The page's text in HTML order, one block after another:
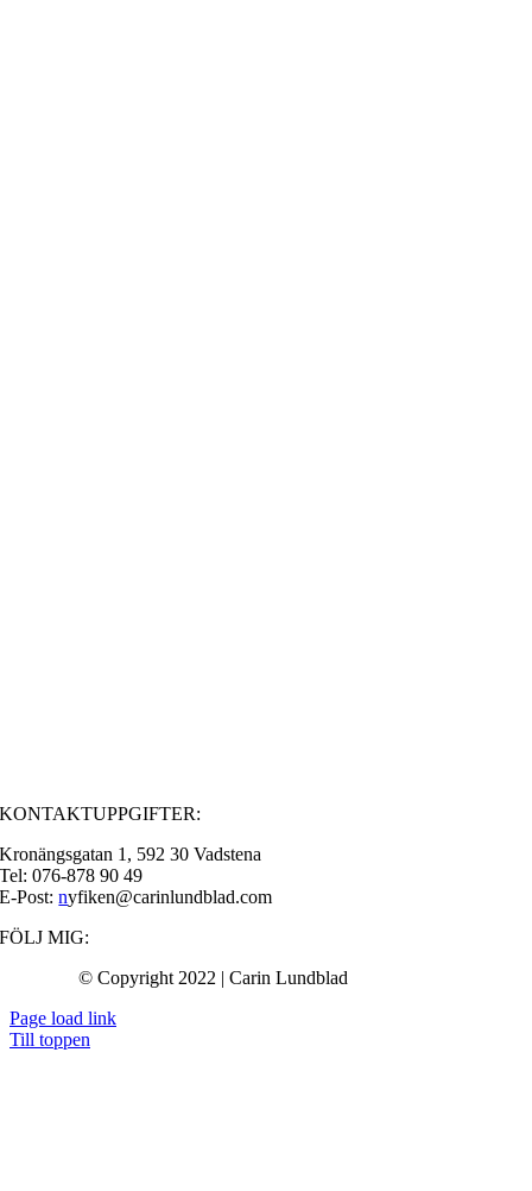
KONTAKTUPPGIFTER:
Kronängsgatan 1, 592 30 Vadstena
Tel: 076-878 90 49
E-Post:nyfiken@carinlundblad.com
FÖLJ MIG:
© Copyright 2022 | Carin Lundblad
Page load link
Till toppen